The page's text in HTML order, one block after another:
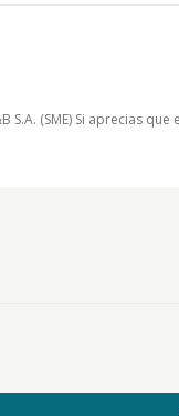
(SME) Si aprecias